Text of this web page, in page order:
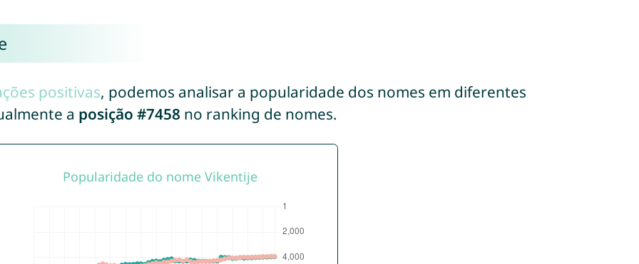
positivas, podemos analisar a popularidade dos nomes em diferentes
a posição #7458 no ranking de nomes.